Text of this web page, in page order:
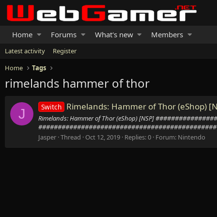
Home Forums What's new Members
Latest activity
Register
Home
Tags
rimelands hammer of thor
J Switch Rimelands: Hammer of Thor (eShop)
Rimelands: Hammer of Thor (eShop) [NSP]
Jasper Thread Oct 12, 2019 Replies: 0 Forum: Nintendo